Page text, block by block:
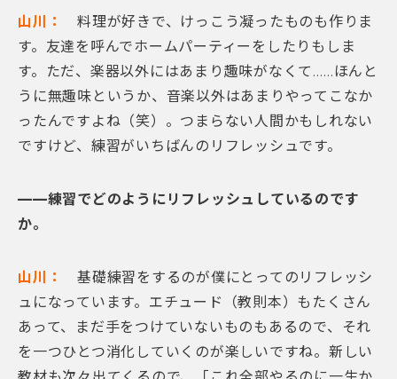
山川：
料理が好きで、けっこう凝ったものも作りま
す。友達を呼んでホームパーティーをしたりもしま
す。ただ、楽器以外にはあまり趣味がなくて……ほんと
うに無趣味というか、音楽以外はあまりやってこなか
ったんですよね（笑）。つまらない人間かもしれない
ですけど、練習がいちばんのリフレッシュです。
——練習でどのようにリフレッシュしているのです
か。
山川：
基礎練習をするのが僕にとってのリフレッシ
ュになっています。エチュード（教則本）もたくさん
あって、まだ手をつけていないものもあるので、それ
を一つひとつ消化していくのが楽しいですね。新しい